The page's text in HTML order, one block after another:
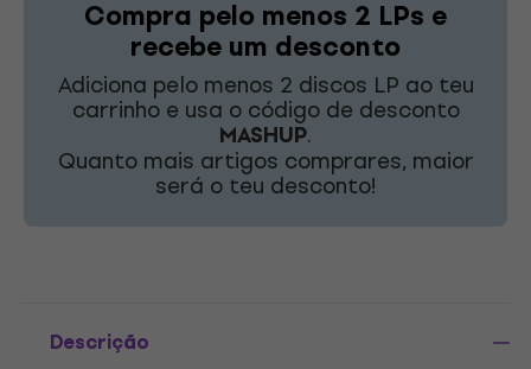
Compra pelo menos 2 LPs e
recebe um desconto
Adiciona pelo menos 2 discos LP ao teu
carrinho e usa o código de desconto
MASHUP.
Quanto mais artigos comprares, maior
será o teu desconto!
Descrição